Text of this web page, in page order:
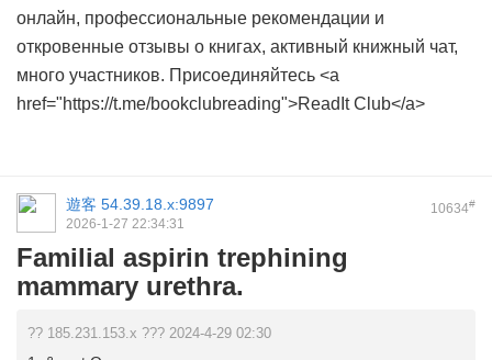
онлайн, профессиональные рекомендации и
откровенные отзывы о книгах, активный книжный чат,
много участников. Присоединяйтесь <a
href="https://t.me/bookclubreading">ReadIt Club</a>
10634#
遊客 54.39.18.x:9897
2026-1-27 22:34:31
Familial aspirin trephining
mammary urethra.
?? 185.231.153.x ??? 2024-4-29 02:30